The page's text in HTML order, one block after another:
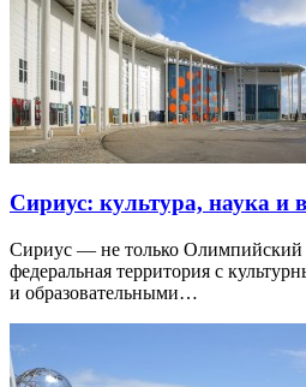
Сириус: культура, наука и
Сириус — не только Олимпийский
федеральная территория с
и образовательными…